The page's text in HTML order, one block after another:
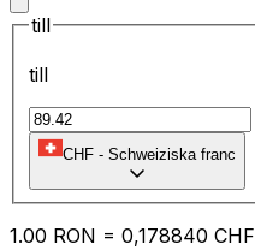
till
till
CHF - Schweiziska franc
1.00 RON = 0,178840 CHF